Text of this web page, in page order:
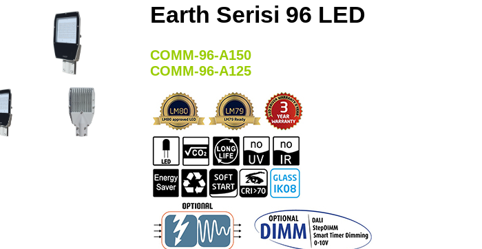
Earth Serisi 96 LED
COMM-96-A150
COMM-96-A125